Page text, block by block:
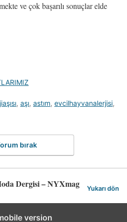
ve çok başarılı sonuçlar elde
, aşı, astım, evcilhayvanalerjisi,
bırak
Dergisi – NYXmag Yukarı dön
version